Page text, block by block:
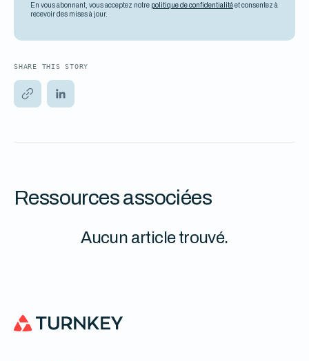
En vous abonnant, vous acceptez notre politique de confidentialitéet consentez à
recevoir des mises à jour.
SHARE THIS STORY
Ressources associées
Aucun article trouvé.